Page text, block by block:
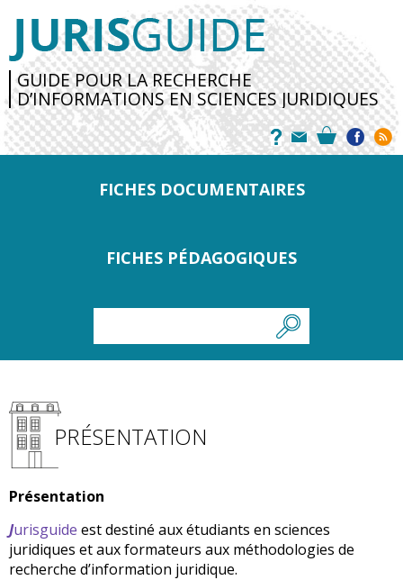
GUIDE POUR LA RECHERCHE
D’INFORMATIONS EN SCIENCES JURIDIQUES
FICHES DOCUMENTAIRES
FICHES PÉDAGOGIQUES
PRÉSENTATION
Présentation
Jurisguide est destiné aux étudiants en sciences
juridiques et aux formateurs aux méthodologies de
recherche d’information juridique.